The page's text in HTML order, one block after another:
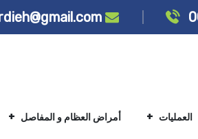
العمليات أمراض العظام و المفاصل